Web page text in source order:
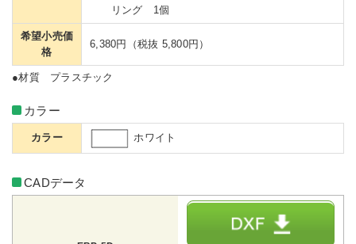
リング 1個
希望小売価
格
6,380円（税抜 5,800円）
●材質 プラスチック
カラー
カラー ホワイト
CADデータ